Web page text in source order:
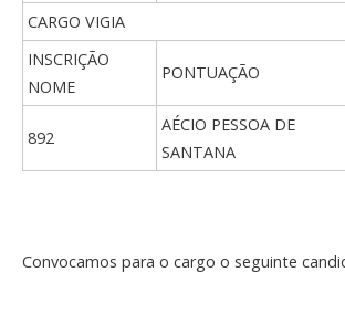
CARGO VIGIA
INSCRIÇÃO
NOME
PONTUAÇÃO
892
AÉCIO PESSOA DE
SANTANA
Convocamos para o cargo o seguinte